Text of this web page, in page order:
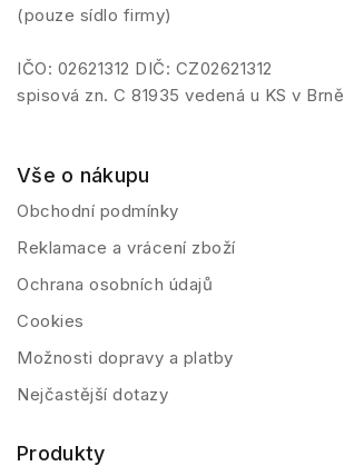
(pouze sídlo firmy)
IČO: 02621312 DIČ: CZ02621312
spisová zn. C 81935 vedená u KS v Brně
Vše o nákupu
Obchodní podmínky
Reklamace a vrácení zboží
Ochrana osobních údajů
Cookies
Možnosti dopravy a platby
Nejčastější dotazy
Produkty